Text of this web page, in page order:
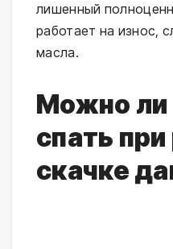
лишенный
работает на износ,
масла.
Можно ли
спать
скачке